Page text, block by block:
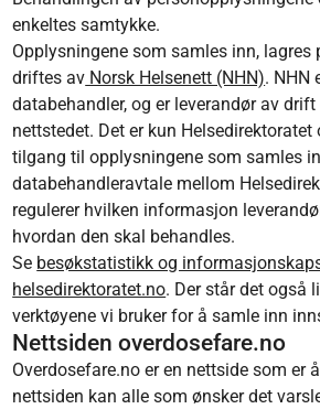
enkeltes samtykke.
Opplysningene som samles inn, lagres
driftes av Norsk Helsenett (NHN). NHN
databehandler, og er leverandør av
nettstedet. Det er kun Helsedirektoratet
tilgang til opplysningene som samles
databehandleravtale mellom
regulerer hvilken informasjon
hvordan den skal behandles.
Se besøkstatistikk og
helsedirektoratet.no. Der står det også
verktøyene vi bruker for å samle inn
Nettsiden overdosefare.no
Overdosefare.no er en nettside som er
nettsiden kan alle som ønsker det